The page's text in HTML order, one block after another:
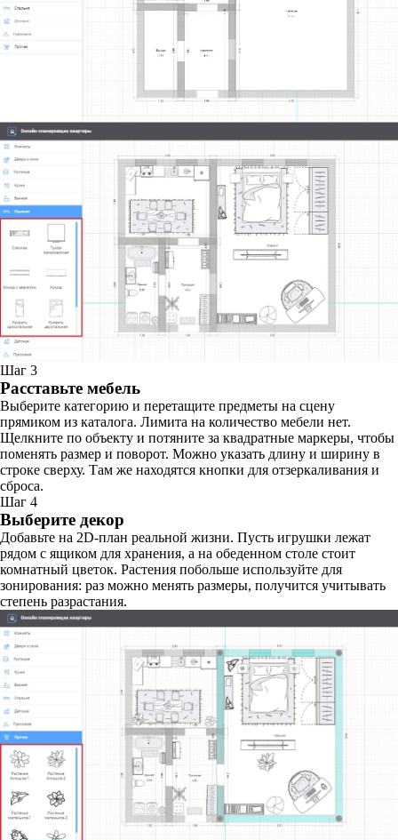
Шаг 3
Расставьте мебель
Выберите категорию и перетащите предметы на сцену
прямиком из каталога. Лимита на количество мебели нет.
Щелкните по объекту и потяните за квадратные маркеры, чтобы
поменять размер и поворот. Можно указать длину и ширину в
строке сверху. Там же находятся кнопки для отзеркаливания и
сброса.
Шаг 4
Выберите декор
Добавьте на 2D-план реальной жизни. Пусть игрушки лежат
рядом с ящиком для хранения, а на обеденном столе стоит
комнатный цветок. Растения побольше используйте для
зонирования: раз можно менять размеры, получится учитывать
степень разрастания.